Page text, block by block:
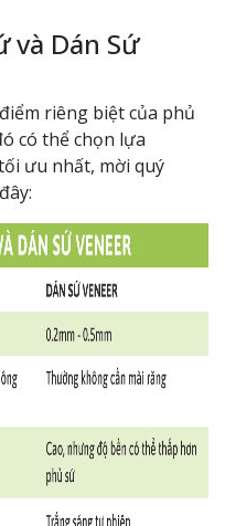
và Dán Sứ
riêng biệt của phủ
có thể chọn lựa
ưu nhất, mời quý